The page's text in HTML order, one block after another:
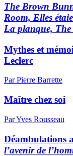
The Brown
Room, Elles
La planque,
Mythes et
Leclerc
Par Pierre Barrette
Maître chez soi
Par Yves Rousseau
Déambulations
l’avenir de